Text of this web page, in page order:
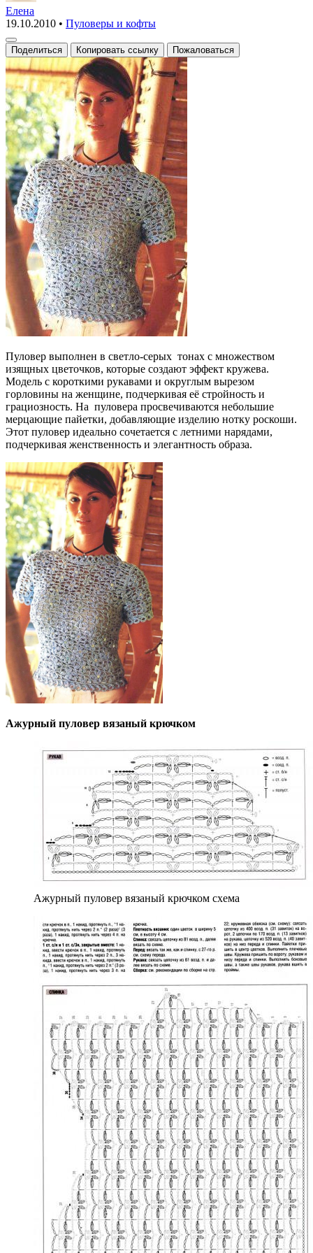
пуловер,
летний
вариант
с
пайетками
Елена
19.10.2010 • Пуловеры и кофты
Поделиться Копировать ссылку Пожаловаться
Пуловер выполнен в светло-серых тонах с множеством
изящных цветочков, которые создают эффект кружева.
Модель с короткими рукавами и округлым вырезом
горловины на женщине, подчеркивая её стройность и
грациозность. На пуловера просвечиваются небольшие
мерцающие пайетки, добавляющие изделию нотку роскоши.
Этот пуловер идеально сочетается с летними нарядами,
подчеркивая женственность и элегантность образа.
Ажурный пуловер вязаный крючком
Ажурный пуловер вязаный крючком схема